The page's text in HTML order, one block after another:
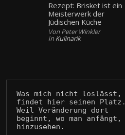
Rezept: Brisket ist ein
Meisterwerk der
Jüdischen Küche
Von Peter Winkler
In Kulinarik
Was mich nicht loslässt,
findet hier seinen Platz.
Weil Veränderung dort
beginnt, wo man anfängt,
hinzusehen.